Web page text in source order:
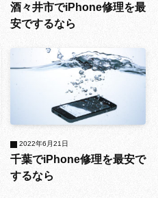
酒々井市でiPhone修理を最
安でするなら
千葉でiPhone修理を最安で
するなら
2022年6月21日